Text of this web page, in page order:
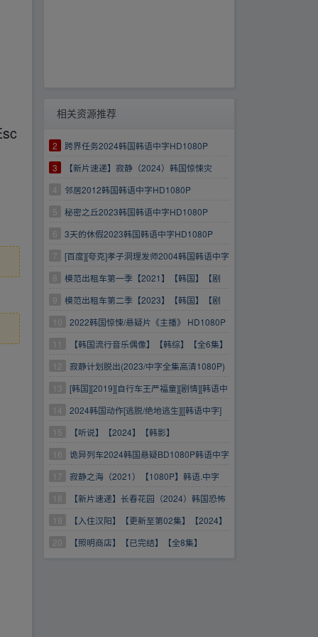
相关资源推荐
2
跨界任务2024韩国韩语中字HD1080P
3
【新片速递】寂静（2024）韩国惊悚灾
难.1080P韩语中字.李善均朱智勋
4
邻居2012韩国韩语中字HD1080P
5
秘密之丘2023韩国韩语中字HD1080P
6
3天的休假2023韩国韩语中字HD1080P
7
[百度][夸克]孝子洞理发师2004韩国韩语中字
HD1080P
8
模范出租车第一季【2021】【韩国】【剧
情】【HD1080P】【韩语中字】
9
模范出租车第二季【2023】【韩国】【剧
情】【HD1080P】【韩语中字】
10
2022韩国惊悚/悬疑片《主播》 HD1080P
韩语中字 千玗嬉主演
11
【韩国流行音乐偶像】【韩综】【全6集】
【已完结】【HD1080P】【韩语中字】【纪录
片】
12
寂静计划脱出(2023/中字全集高清1080P)
13
[韩国][2019][自行车王严福童][剧情][韩语中
字][HD1080P][MP4/2.87G]
14
2024韩国动作[逃脱/绝地逃生][[韩语中字]
[1080P][韩国大片]
15
【听说】【2024】【韩影】
【HD1080P】【韩语中字】【爱情/剧情】
16
诡异列车2024韩国悬疑BD1080P韩语中字
17
寂静之海（2021）【1080P】韩语.中字
【8集已完结】寂静之海寂静之海寂静之海海
18
【新片速递】长春花园（2024）韩国恐怖
惊悚 1080P韩语中字
19
【入住汉阳】【更新至第02集】【2024】
【韩剧】【HD1080P】【韩语中字】
20
【照明商店】【已完结】【全8集】